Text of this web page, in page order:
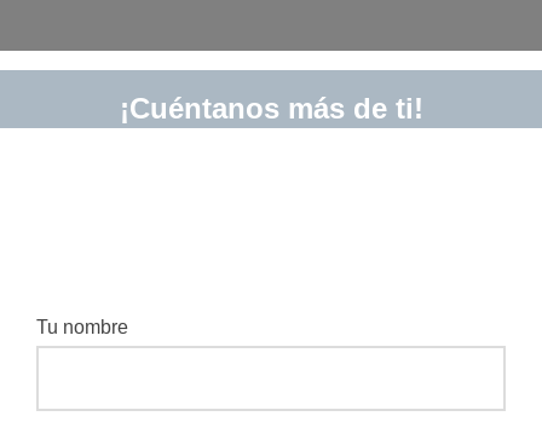
¡Cuéntanos más de ti!
Tu nombre